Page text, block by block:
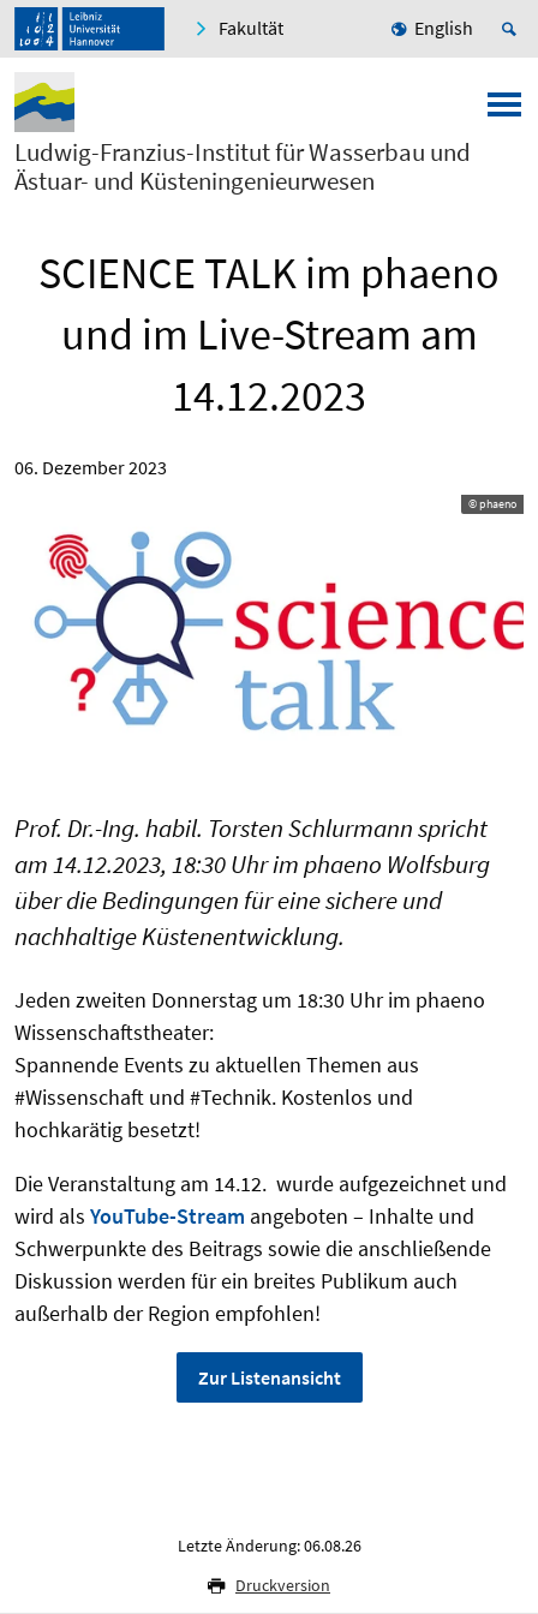
Fakultät English
Ludwig-Franzius-Institut für Wasserbau und
Ästuar- und Küsteningenieurwesen
SCIENCE TALK im phaeno
und im Live-Stream am
14.12.2023
06. Dezember 2023
© phaeno
Prof. Dr.-Ing. habil. Torsten Schlurmann spricht
am 14.12.2023, 18:30 Uhr im phaeno Wolfsburg
über die Bedingungen für eine sichere und
nachhaltige Küstenentwicklung.
Jeden zweiten Donnerstag um 18:30 Uhr im phaeno
Wissenschaftstheater:
Spannende Events zu aktuellen Themen aus
#Wissenschaft und #Technik. Kostenlos und
hochkarätig besetzt!
Die Veranstaltung am 14.12. wurde aufgezeichnet und
wird als YouTube-Stream angeboten – Inhalte und
Schwerpunkte des Beitrags sowie die anschließende
Diskussion werden für ein breites Publikum auch
außerhalb der Region empfohlen!
Zur Listenansicht
Letzte Änderung: 06.08.26
Druckversion